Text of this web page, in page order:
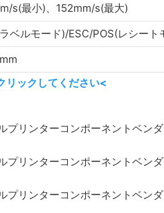
s(最小)、152mm/s(最大)
ベルモード)/ESC/POS(レシート
リックしてください<